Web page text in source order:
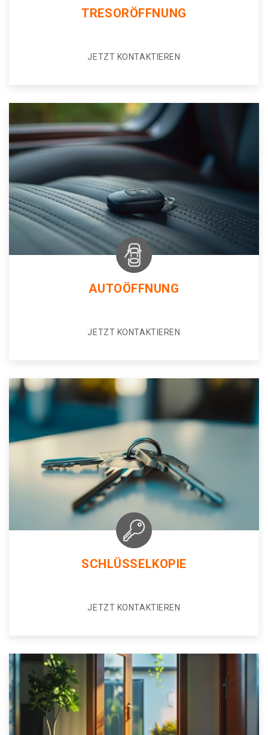
TRESORÖFFNUNG
JETZT KONTAKTIEREN
AUTOÖFFNUNG
JETZT KONTAKTIEREN
SCHLÜSSELKOPIE
JETZT KONTAKTIEREN